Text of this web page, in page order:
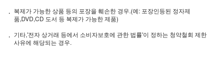
복제가 가능한 상품 등의 포장을 훼손한 경우.(예: 포장인등된 정자제
품,DVD,CD 도서 등 복제가 가능한 제품)
기타,'전자 상거래 등에서 소비자보호에 관한 법률'이 정하는 청약철회 제한
사유에 해당되는 경우.